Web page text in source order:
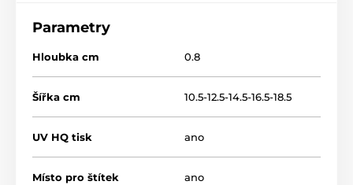
Parametry
Hloubka cm 0.8
Šířka cm 10.5-12.5-14.5-16.5-18.5
UV HQ tisk ano
Místo pro štítek ano